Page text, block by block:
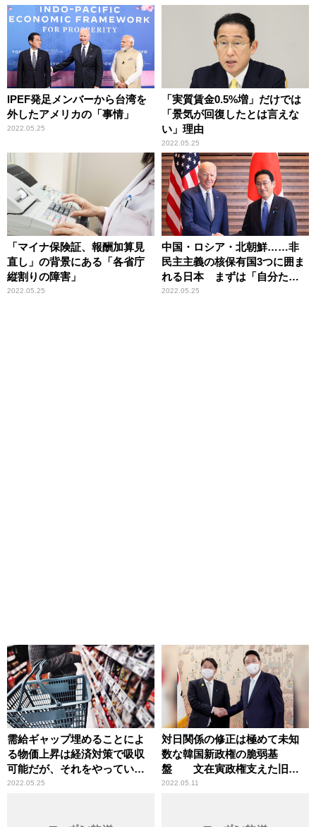
IPEF発足メンバーから台湾を
外したアメリカの「事情」
2022.05.25
「実質賃金0.5%増」だけでは
「景気が回復したとは言えな
い」理由
2022.05.25
「マイナ保険証、報酬加算見
直し」の背景にある「各省庁
縦割りの障害」
2022.05.25
中国・ロシア・北朝鮮……非
民主主義の核保有国3つに囲ま
れる日本 まずは「自分たち
で守る」ことが必要
2022.05.25
需給ギャップ埋めることによ
る物価上昇は経済対策で吸収
可能だが、それをやっていな
い日本
2022.05.25
対日関係の修正は極めて未知
数な韓国新政権の脆弱基
盤 文在寅政権支えた旧与
党が6割の議席占める状態
2022.05.11